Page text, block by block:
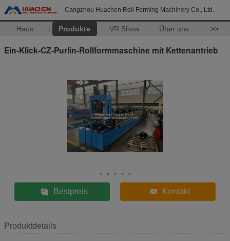
Cangzhou Huachen Roll Forming Machinery Co., Ltd.
Haus Produkte VR Show Über uns >>
Ein-Klick-CZ-Purlin-Rollformmaschine mit Kettenantrieb
Bestpreis Kontakt
Produktdetails